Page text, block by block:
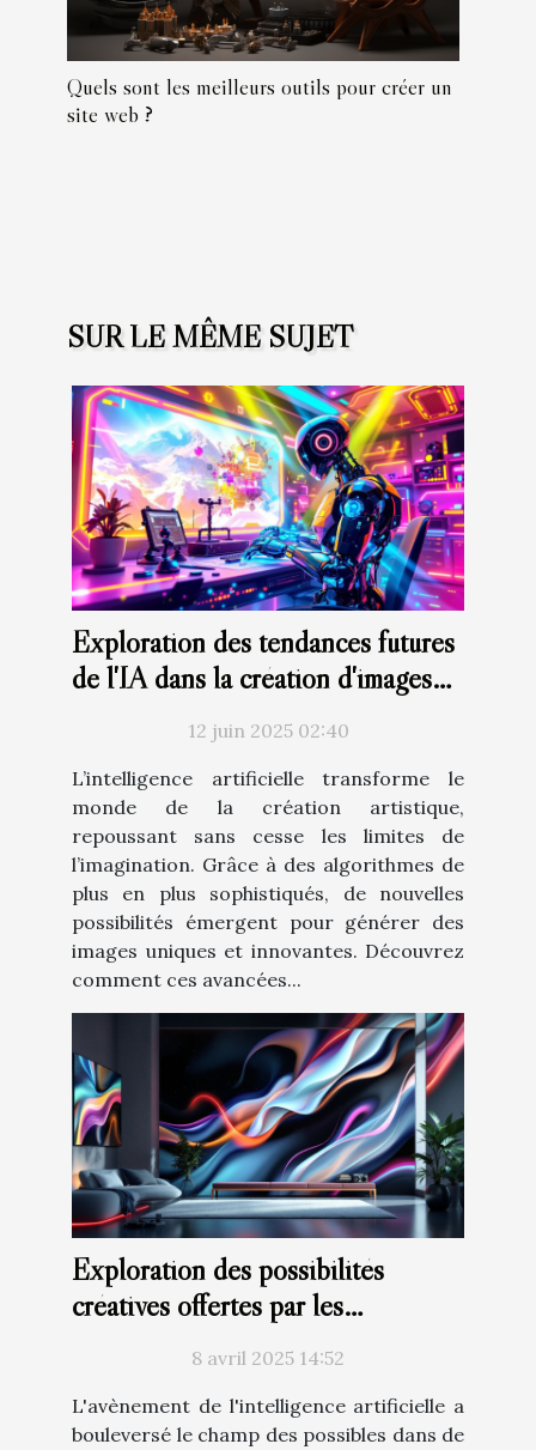
Quels sont les meilleurs outils pour créer un
site web ?
SUR LE MÊME SUJET
Exploration des tendances futures
de l'IA dans la création d'images
12 juin 2025 02:40
L’intelligence artificielle transforme le
monde de la création artistique,
repoussant sans cesse les limites de
l’imagination. Grâce à des algorithmes de
plus en plus sophistiqués, de nouvelles
possibilités émergent pour générer des
images uniques et innovantes. Découvrez
comment ces avancées...
Exploration des possibilités
créatives offertes par les
générateurs d'images à base d'IA
8 avril 2025 14:52
L'avènement de l'intelligence artificielle a
bouleversé le champ des possibles dans de